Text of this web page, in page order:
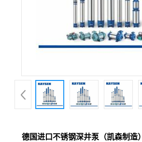
德国进口不锈钢深井泵（凯森制造）